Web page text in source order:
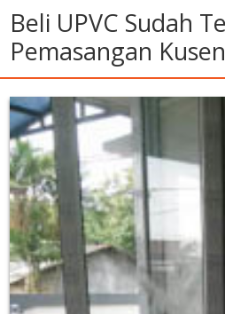
Beli UPVC Sudah
Pemasangan